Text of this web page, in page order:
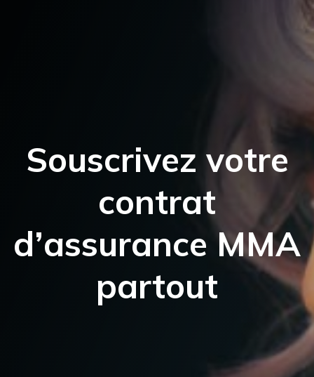
Souscrivez votre
contrat
d’assurance MMA
partout